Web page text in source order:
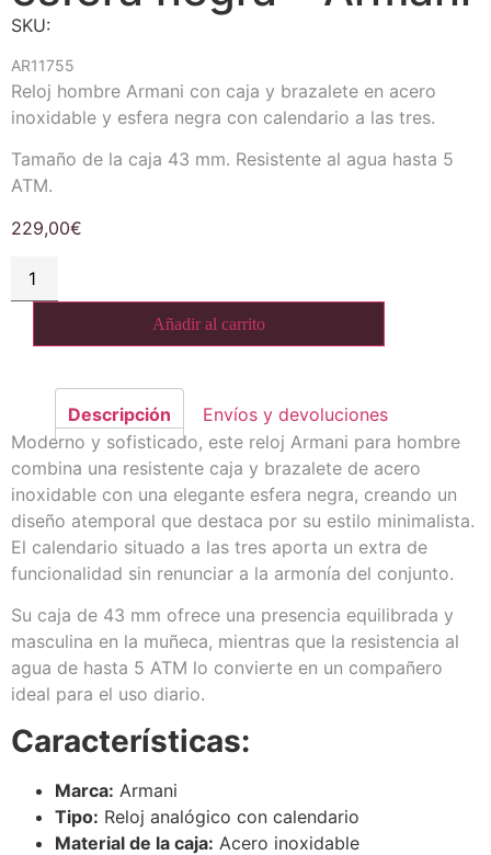
SKU:
AR11755
Reloj hombre Armani con caja y brazalete en acero
inoxidable y esfera negra con calendario a las tres.
Tamaño de la caja 43 mm. Resistente al agua hasta 5
ATM.
229,00€
Añadir al carrito
Descripción
Envíos y devoluciones
Moderno y sofisticado, este reloj Armani para hombre
combina una resistente caja y brazalete de acero
inoxidable con una elegante esfera negra, creando un
diseño atemporal que destaca por su estilo minimalista.
El calendario situado a las tres aporta un extra de
funcionalidad sin renunciar a la armonía del conjunto.
Su caja de 43 mm ofrece una presencia equilibrada y
masculina en la muñeca, mientras que la resistencia al
agua de hasta 5 ATM lo convierte en un compañero
ideal para el uso diario.
Características:
Marca: Armani
Tipo: Reloj analógico con calendario
Material de la caja: Acero inoxidable